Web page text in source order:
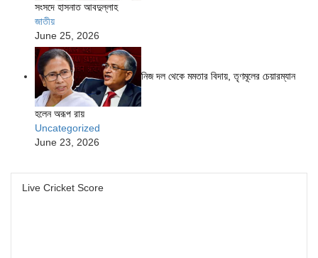
সংসদে হাসনাত আবদুল্লাহ
জাতীয়
June 25, 2026
নিজ দল থেকে মমতার বিদায়, তৃণমূলের চেয়ারম্যান
হলেন অরূপ রায়
Uncategorized
June 23, 2026
Live Cricket Score